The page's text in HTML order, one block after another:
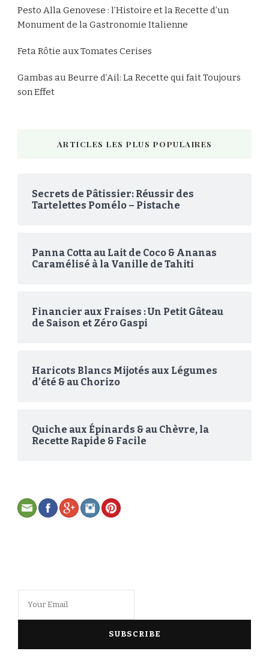
Pesto Alla Genovese : l’Histoire et la Recette d’un
Monument de la Gastronomie Italienne
Feta Rôtie aux Tomates Cerises
Gambas au Beurre d’Ail: La Recette qui fait Toujours
son Effet
ARTICLES LES PLUS POPULAIRES
Secrets de Pâtissier: Réussir des
Tartelettes Pomélo – Pistache
Panna Cotta au Lait de Coco & Ananas
Caramélisé à la Vanille de Tahiti
Financier aux Fraises : Un Petit Gâteau
de Saison et Zéro Gaspi
Haricots Blancs Mijotés aux Légumes
d’été & au Chorizo
Quiche aux Épinards & au Chèvre, la
Recette Rapide & Facile